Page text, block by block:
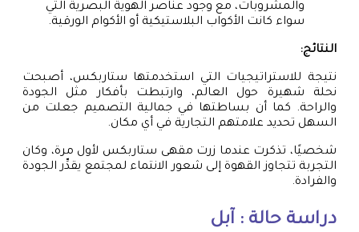
والمشروبات، مع وجود عناصر الهوية البصرية التي
سواء كانت الأكواب البلاستيكية أو الأكوام الورقية.
النتائج:
نتيجة للاستراتيجيات التي استخدمتها ستاربكس، أصبحت
نحلة شهيرة حول العالم، وارتبطت بأفكار مثل الجودة
والراحة. كما أن بساطتها في جمالية التصميم جعلت من
السهل تحديد علامتهم التجارية في أي مكان.
شخصيًا، تذكرت عندما زرت مقهى ستاربكس لأول مرة، وكان
التجربة تتجاوز القهوة إلى شعور الانتماء لمجتمع يقدِّر الجودة
والفرادة.
دراسة حالة : آبل